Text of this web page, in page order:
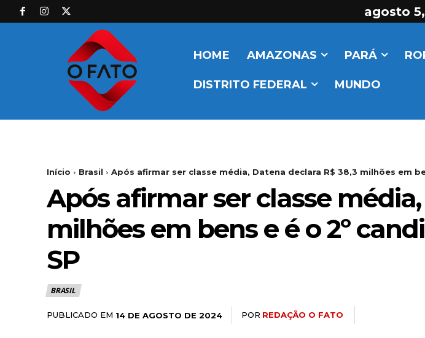
agosto
HOME AMAZONAS PARÁ
DISTRITO FEDERAL MUNDO
Início Brasil Após afirmar ser classe média, Datena declara R$ 38,3 milhões em
Após afirmar ser classe
milhões em bens e é o 2º
SP
BRASIL
PUBLICADO EM 14 DE AGOSTO DE 2024 POR REDAÇÃO O FATO